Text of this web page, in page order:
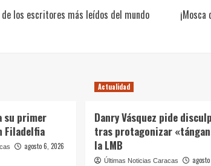
de los escritores más leídos del mundo
su primer
Filadelfia
agosto 6, 2026
Actualidad
Danry Vásquez pide
tras protagonizar
la LMB
Últimas Noticias Caracas